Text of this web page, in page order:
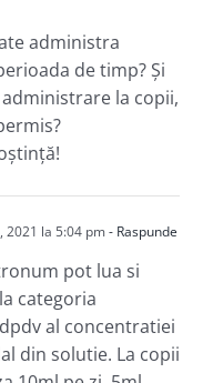
administra
de timp? Și
la copii,
2021 la 5:04 pm- Raspunde
pot lua si
categoria
al concentratiei
din solutie. La copii